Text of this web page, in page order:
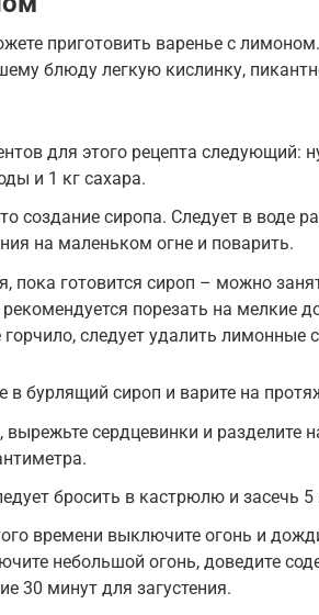
приготовить варенье с
блюду легкую кислинку,
для этого рецепта следующий:
и 1 кг сахара.
создание сиропа. Следует в воде
на маленьком огне и поварить.
пока готовится сироп – можно
порезать на мелкие
следует удалить лимонные
в бурлящий сироп и варите на
вырежьте сердцевинки и разделите
бросить в кастрюлю и засечь
времени выключите огонь и
небольшой огонь, доведите
30 минут для загустения.